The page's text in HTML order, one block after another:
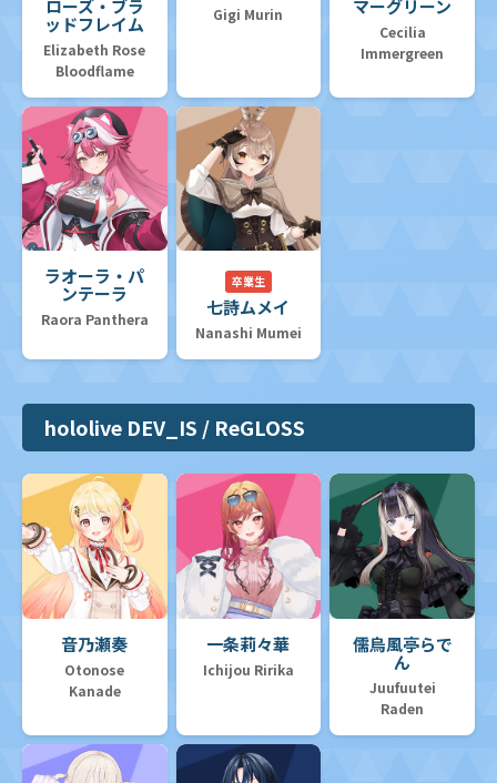
ローズ・ブラ
ッドフレイム
Elizabeth Rose
Bloodflame
Gigi Murin マーグリーン
Cecilia
Immergreen
ラオーラ・パ
ンテーラ
Raora Panthera
卒業生
七詩ムメイ
Nanashi Mumei
hololive DEV_IS / ReGLOSS
音乃瀬奏
Otonose
Kanade
一条莉々華
Ichijou Ririka
儒烏風亭らで
ん
Juufuutei
Raden